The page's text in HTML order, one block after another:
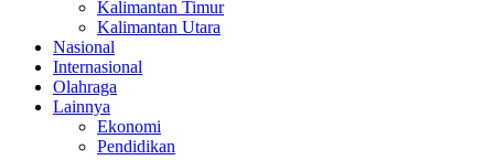
Kalimantan Timur
Kalimantan Utara
Nasional
Internasional
Olahraga
Lainnya
Ekonomi
Pendidikan